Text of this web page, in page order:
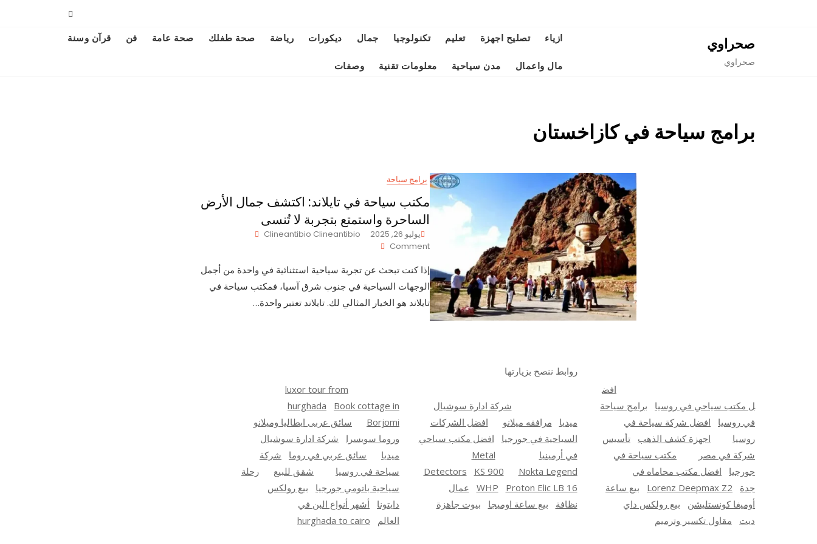
صحراوي
صحراوي
ازياء تصليح اجهزة تعليم تكنولوجيا جمال ديكورات رياضة صحة طفلك صحة عامة فن قرآن وسنة
مال واعمال مدن سياحية معلومات تقنية وصفات
برامج سياحة في كازاخستان
برامج سياحة
مكتب سياحة في تايلاند: اكتشف جمال الأرض
الساحرة واستمتع بتجربة لا تُنسى
يوليو 26, 2025
Clineantibio Clineantibio
Comment
سياحة
في
تايلاند:
اكتشف
إذا كنت تبحث عن تجربة سياحية استثنائية في واحدة من أجمل
الوجهات السياحية في جنوب شرق آسيا، فمكتب سياحة في
تايلاند هو الخيار المثالي لك. تايلاند تعتبر واحدة…
افض
ل مكتب سياحي في روسيا
برامج سياحة
في روسيا
افضل شركة سياحة في
روسيا
اجهزة كشف الذهب
تأسيس
شركة في مصر
مكتب سياحة في
جورجيا
افضل مكتب محاماه في
جدة
Lorenz Deepmax Z2
بيع ساعة
أوميغا كونستليشن
بيع رولكس داي
ديت
مقاول تكسير وترميم
روابط ننصح بزيارتها
شركة ادارة سوشيال
ميديا
مرافقه ميلانو
افضل الشركات
السياحية في جورجيا
افضل مكتب سياحي
في أرمينيا
Metal
Detectors
KS 900
Nokta Legend
WHP
Proton Elic LB 16
عمال
نظافة
بيع ساعة اوميجا بيوت جاهزة
luxor tour from
hurghada
Book cottage in
Borjomi
سائق عربى ايطاليا وميلانو
وروما سويسرا
شركة ادارة سوشيال
ميديا
سائق عربي في روما
شركة
سياحة في روسيا
شقق للبيع
رحلة
سياحية باتومي جورجيا
بيع رولكس
دايتونا
أشهر أنواع البن في
العالم
hurghada to cairo